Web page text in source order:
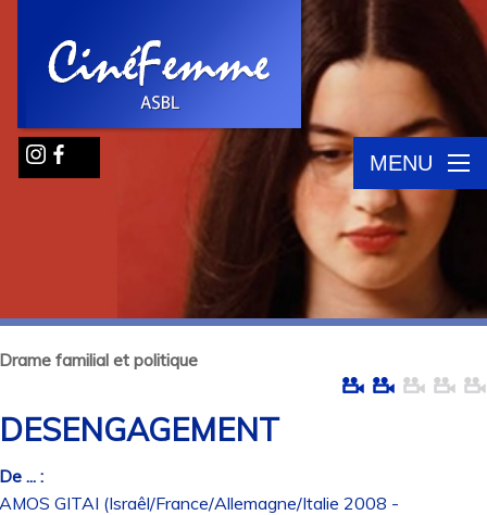
MENU
familial et politique
... :
GITAI (Israêl/France/Allemagne/Italie 2008 -